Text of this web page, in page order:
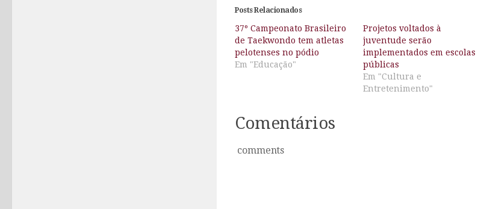
Posts Relacionados
37º Campeonato Brasileiro
de Taekwondo tem atletas
pelotenses no pódio
Em "Educação"
Projetos voltados à
juventude serão
implementados em escolas
públicas
Em "Cultura e
Entretenimento"
Comentários
comments